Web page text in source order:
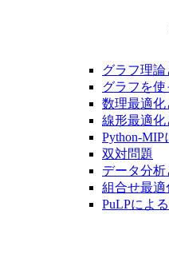
グラフ理論
グラフを
数理最適化
線形最適化
Python-
双対問題
データ分
組合せ最適
PuLPによ